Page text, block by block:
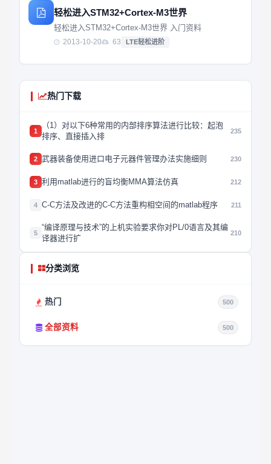
轻松进入STM32+Cortex-M3世界
轻松进入STM32+Cortex-M3世界 入门资料
2013-10-20 63 LTE轻松进阶
热门下载
1
（1）对以下6种常用的内部排序算法进行比较：起泡
排序、直接插入排
235
2 武器装备使用进口电子元器件管理办法实施细则 230
3 利用matlab进行的盲均衡MMA算法仿真 212
4 C-C方法及改进的C-C方法重构相空间的matlab程序 211
5
“编译原理与技术”的上机实验要求你对PL/0语言及其编
译器进行扩
210
分类浏览
热门 500
全部资料 500